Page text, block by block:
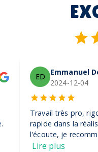
ED
Emmanuel De
2024-12-04
Travail très pro,
rapide dans la
l'écoute, je
casquettes
Lire plus